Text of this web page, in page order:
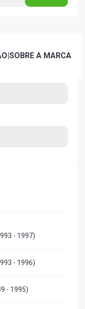
|SOBRE A MARCA
- 1997)
- 1996)
- 1995)